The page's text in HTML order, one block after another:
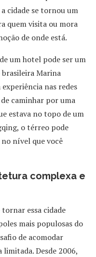
cidade se tornou um
quem visita ou mora
de onde está.
um hotel pode ser um
Marina
nas redes
de caminhar por uma
estava no topo de um
o térreo pode
nível que você
complexa e
essa cidade
mais populosas do
de acomodar
limitada. Desde 2006,